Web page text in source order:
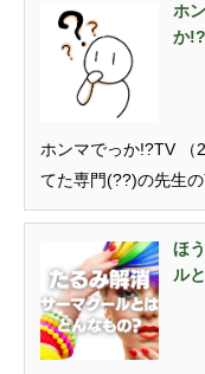
ホ
か
ホンマでっか!?TV （
てた専門(??)の先生
ほ
ル